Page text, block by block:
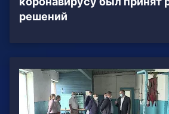
решений